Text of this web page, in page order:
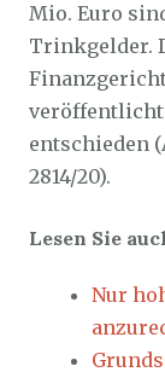
Mio. Euro
Trinkgelder.
entschieden
2814/20).
Lesen Sie
Nur